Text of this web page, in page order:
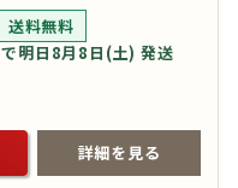
送料無料
明日8月8日(土) 発送
詳細を見る